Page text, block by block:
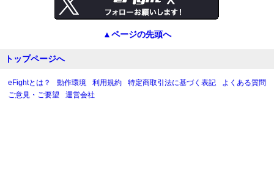
▲ページの先頭へ
トップページへ
eFightとは？ 動作環境 利用規約 特定商取引法に基づく表記
よくある質問
ご意見・ご要望
運営会社